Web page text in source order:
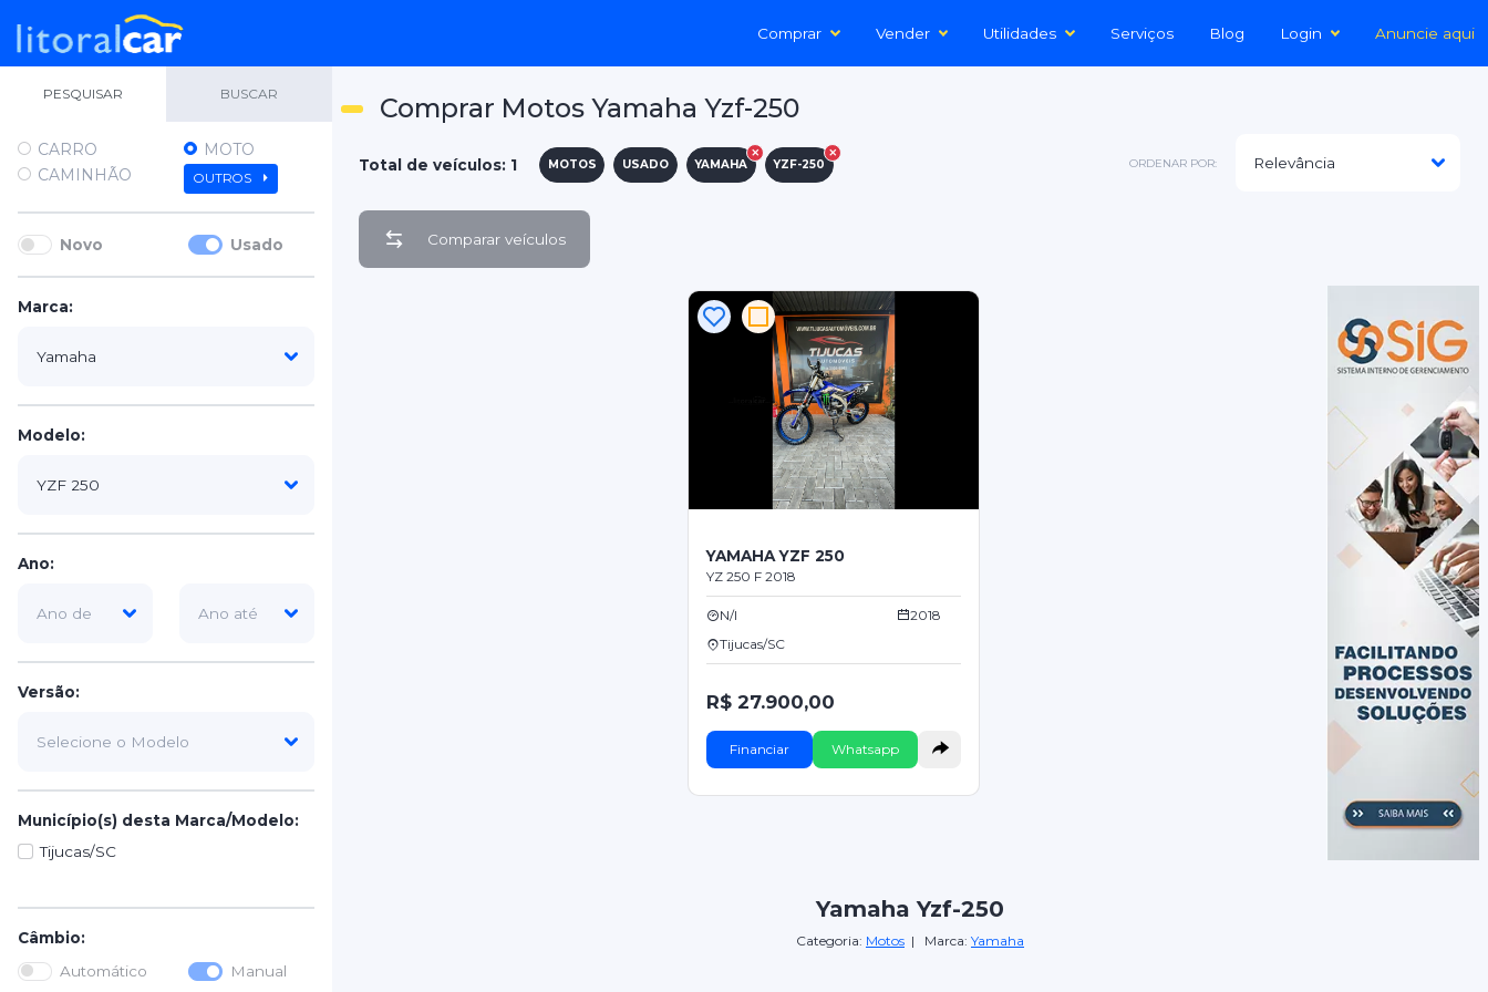
Comprar Vender Utilidades Serviços Blog Login Anuncie aqui
PESQUISAR BUSCAR
CARRO
MOTO
CAMINHÃO
OUTROS
Novo Usado
Marca:
Modelo:
Ano:
Versão:
Município(s) desta Marca/Modelo:
Tijucas/SC
Câmbio:
Automático
Manual
Comprar Motos Yamaha Yzf-250
Total de veículos: 1 MOTOS USADO YAMAHA YZF-250 ORDENAR POR:
Comparar veículos
YAMAHA YZF 250
YZ 250 F 2018
N/I
2018
Tijucas/SC
R$ 27.900,00
Financiar Whatsapp
Yamaha Yzf-250
Categoria: Motos | Marca: Yamaha